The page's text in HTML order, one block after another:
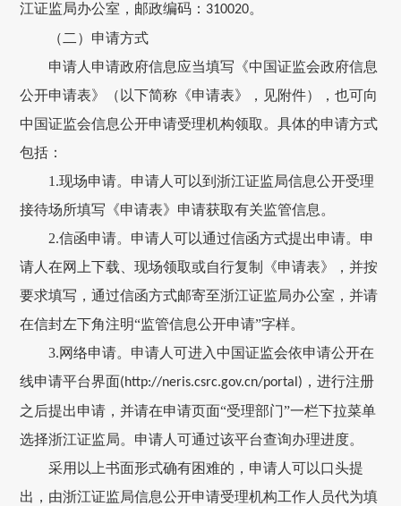
江证监局办公室，邮政编码： 310020。
（二）申请方式
申请人申请政府信息应当填写《中国证监会政府信息
公开申请表》（以下简称《申请表》，见附件），也可向
中国证监会信息公开申请受理机构领取。具体的申请方式
包括：
1.现场申请。申请人可以到浙江证监局信息公开受理
接待场所填写《申请表》申请获取有关监管信息。
2.信函申请。申请人可以通过信函方式提出申请。申
请人在网上下载、现场领取或自行复制《申请表》，并按
要求填写，通过信函方式邮寄至浙江证监局办公室，并请
在信封左下角注明“监管信息公开申请”字样。
3.网络申请。申请人可进入中国证监会依申请公开在
线申请平台界面(http://neris.csrc.gov.cn/portal) ，进行注册
之后提出申请，并请在申请页面“受理部门”一栏下拉菜单
选择浙江证监局。申请人可通过该平台查询办理进度。
采用以上书面形式确有困难的，申请人可以口头提
出，由浙江证监局信息公开申请受理机构工作人员代为填